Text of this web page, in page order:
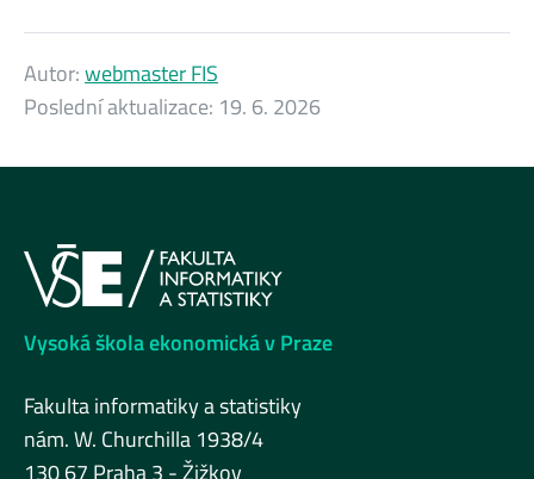
Autor:webmaster FIS
Poslední aktualizace: 19. 6. 2026
Vysoká škola ekonomická v Praze
Fakulta informatiky a statistiky
nám. W. Churchilla 1938/4
130 67 Praha 3 - Žižkov